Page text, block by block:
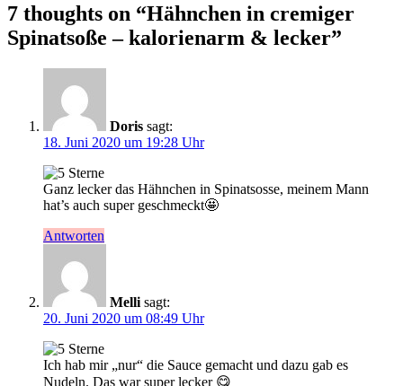
7 thoughts on “Hähnchen in cremiger
Spinatsoße – kalorienarm & lecker”
Doris sagt:
18. Juni 2020 um 19:28 Uhr
Ganz lecker das Hähnchen in Spinatsosse, meinem Mann
hat’s auch super geschmeckt🤩
Antworten
Melli sagt:
20. Juni 2020 um 08:49 Uhr
Ich hab mir „nur“ die Sauce gemacht und dazu gab es
Nudeln. Das war super lecker 😋